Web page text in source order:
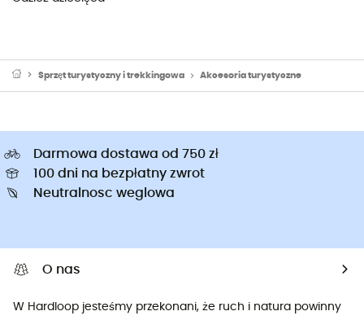
Sprzęt turystyczny i trekkingowa Akcesoria turystyczne
Darmowa dostawa od 750 zł
100 dni na bezpłatny zwrot
Neutralnosc weglowa
O nas
W Hardloop jesteśmy przekonani, że ruch i natura powinny